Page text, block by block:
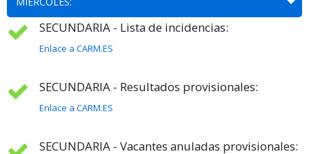
SECUNDARIA - Lista de incidencias:
Enlace a CARM.ES
SECUNDARIA - Resultados provisionales:
Enlace a CARM.ES
SECUNDARIA - Vacantes anuladas provisionales: